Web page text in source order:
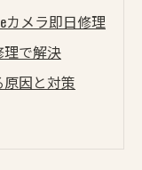
カメラ即日修理
理で解決
原因と対策
日修理